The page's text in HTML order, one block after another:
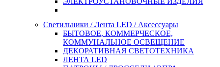
Светильники / Лента LED / Аксессуары
БЫТОВОЕ, КОММЕРЧЕСКОЕ,
КОММУНАЛЬНОЕ ОСВЕЩЕНИЕ
ДЕКОРАТИВНАЯ СВЕТОТЕХНИКА
ЛЕНТА LED